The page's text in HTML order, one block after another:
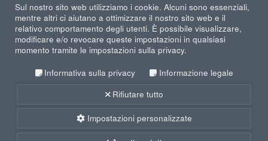
Sul nostro sito web utilizziamo i cookie. Alcuni sono essenziali,
mentre altri ci aiutano a ottimizzare il nostro sito web e il
relativo comportamento degli utenti. È possibile visualizzare,
modificare e/o revocare queste impostazioni in qualsiasi
momento tramite le impostazioni sulla privacy.
Informativa sulla privacy
Informazione legale
Rifiutare tutto
Impostazioni personalizzate